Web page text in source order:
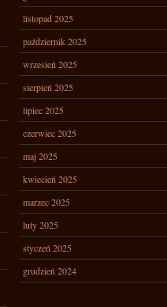
listopad 2025
październik 2025
wrzesień 2025
sierpień 2025
lipiec 2025
czerwiec 2025
maj 2025
kwiecień 2025
marzec 2025
luty 2025
styczeń 2025
grudzień 2024